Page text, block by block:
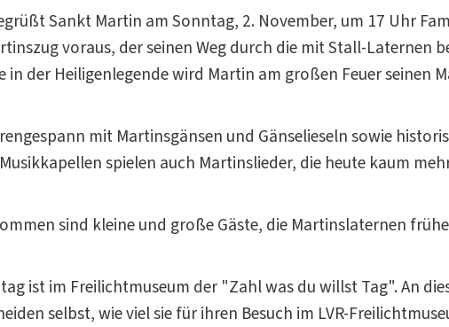
Sankt Martin am Sonntag, 2. November, um 17 Uhr
voraus, der seinen Weg durch die mit Stall-Laternen
in der Heiligenlegende wird Martin am großen Feuer seinen
mit Martinsgänsen und Gänselieseln sowie
spielen auch Martinslieder, die heute kaum
sind kleine und große Gäste, die Martinslaternen
ist im Freilichtmuseum der "Zahl was du willst Tag". An
selbst, wie viel sie für ihren Besuch im LVR-